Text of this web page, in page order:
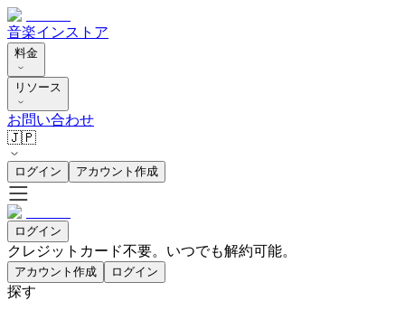
音楽インストア
料金
リソース
お問い合わせ
🇯🇵
ログイン アカウント作成
ログイン
クレジットカード不要。いつでも解約可能。
アカウント作成 ログイン
探す